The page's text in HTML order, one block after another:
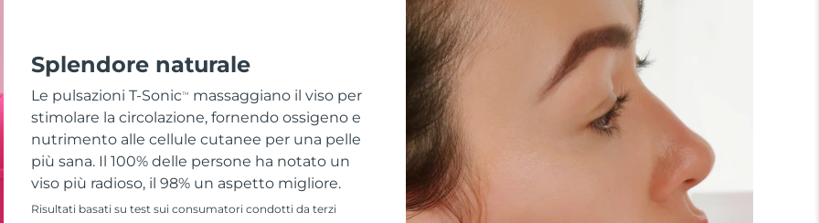
Splendore naturale
Le pulsazioni T-SonicTM
massaggiano il viso per
stimolare la circolazione, fornendo ossigeno e
nutrimento alle cellule cutanee per una pelle
più sana. Il 100% delle persone ha notato un
viso più radioso, il 98% un aspetto migliore.
Risultati basati su test sui consumatori condotti da terzi